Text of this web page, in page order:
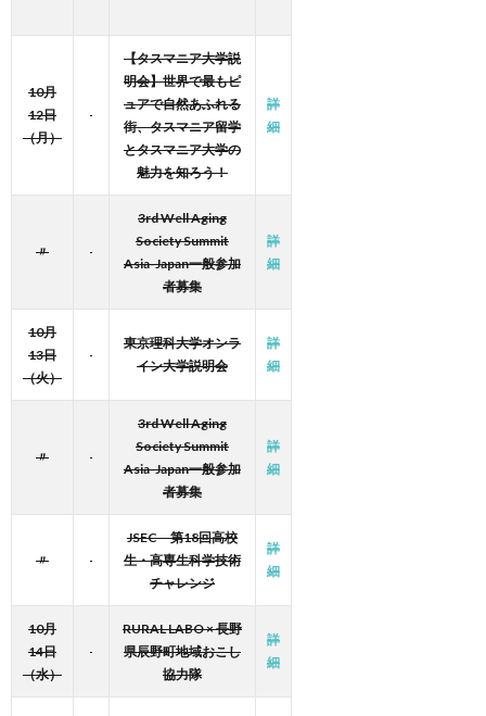
10月
12日
（月）
【タスマニア大学説
明会】世界で最もピ
ュアで自然あふれる
街、タスマニア留学
とタスマニア大学の
魅力を知ろう！
詳
細
〃
3rd Well Aging
Society Summit
Asia-Japan一般参加
者募集
詳
細
10月
13日
（火）
東京理科大学オンラ
イン大学説明会
詳
細
〃
3rd Well Aging
Society Summit
Asia-Japan一般参加
者募集
詳
細
〃
JSEC 第18回高校
生・高専生科学技術
チャレンジ
詳
細
10月
14日
（水）
RURAL LABO × 長野
県辰野町地域おこし
協力隊
詳
細